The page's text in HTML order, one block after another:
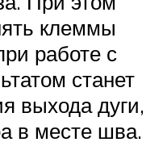
клеммы
работе с
станет
выхода дуги,
в месте шва.